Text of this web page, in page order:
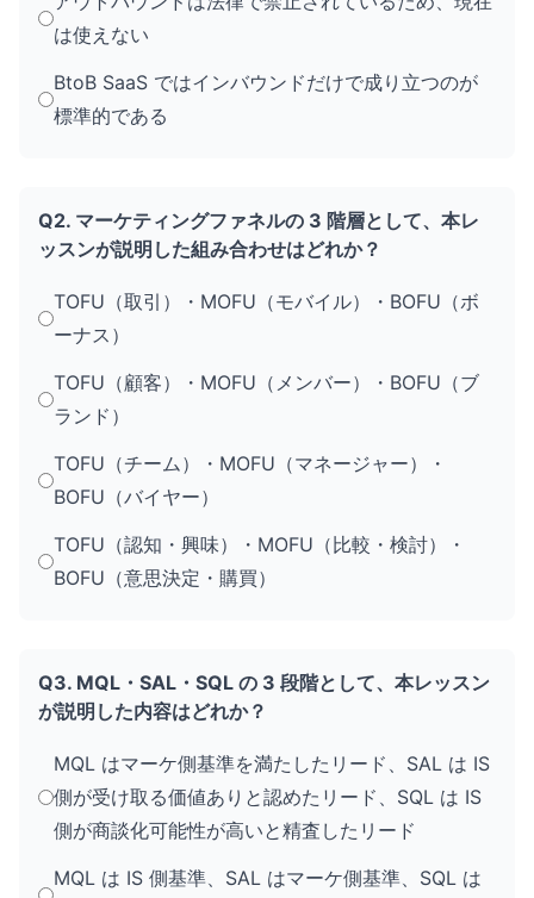
は使えない
BtoB SaaS ではインバウンドだけで成り立つのが
標準的である
Q2. マーケティングファネルの 3 階層として、本レ
ッスンが説明した組み合わせはどれか？
TOFU（取引）・MOFU（モバイル）・BOFU（ボ
ーナス）
TOFU（顧客）・MOFU（メンバー）・BOFU（ブ
ランド）
TOFU（チーム）・MOFU（マネージャー）・
BOFU（バイヤー）
TOFU（認知・興味）・MOFU（比較・検討）・
BOFU（意思決定・購買）
Q3. MQL・SAL・SQL の 3 段階として、本レッスン
が説明した内容はどれか？
MQL はマーケ側基準を満たしたリード、SAL は IS
側が受け取る価値ありと認めたリード、SQL は IS
側が商談化可能性が高いと精査したリード
MQL は IS 側基準、SAL はマーケ側基準、SQL は